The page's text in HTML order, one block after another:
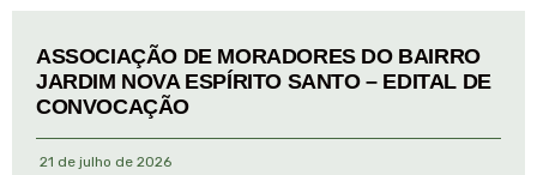
ASSOCIAÇÃO DE MORADORES DO BAIRRO
JARDIM NOVA ESPÍRITO SANTO – EDITAL DE
CONVOCAÇÃO
21 de julho de 2026